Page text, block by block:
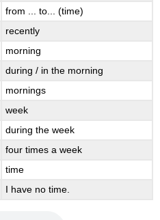
from ... to... (time)
recently
morning
during / in the morning
mornings
week
during the week
four times a week
time
I have no time.